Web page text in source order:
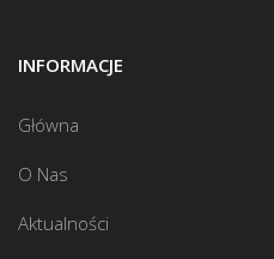
INFORMACJE
Główna
O Nas
Aktualności